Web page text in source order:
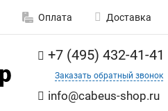
Оплата Доставка
+7 (495) 432-41-41
Заказать обратный звонок
info@cabeus-shop.ru